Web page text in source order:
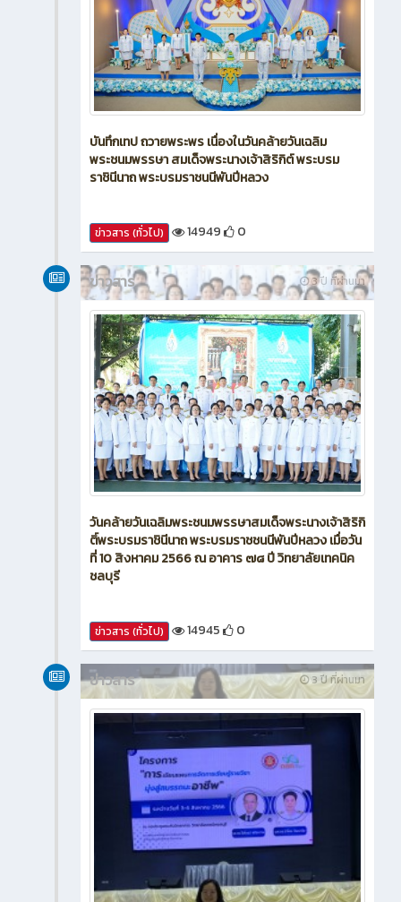
บันทึกเทป ถวายพระพร เนื่องในวันคล้ายวันเฉลิม
พระชนมพรรษา สมเด็จพระนางเจ้าสิริกิต์ พระบรม
ราชินีนาถ พระบรมราชนนีพันปีหลวง
ข่าวสาร (ทั่วไป) 14949 0
3 ปี ที่ผ่านมา
ข่าวสาร
วันคล้ายวันเฉลิมพระชนมพรรษาสมเด็จพระนางเจ้าสิริกิ
ติ์พระบรมราชินีนาถ พระบรมราชชนนีพันปีหลวง เมื่อวัน
ที่ 10 สิงหาคม 2566 ณ อาคาร ๗๘ ปี วิทยาลัยเทคนิค
ชลบุรี
ข่าวสาร (ทั่วไป) 14945 0
3 ปี ที่ผ่านมา
ข่าวสาร